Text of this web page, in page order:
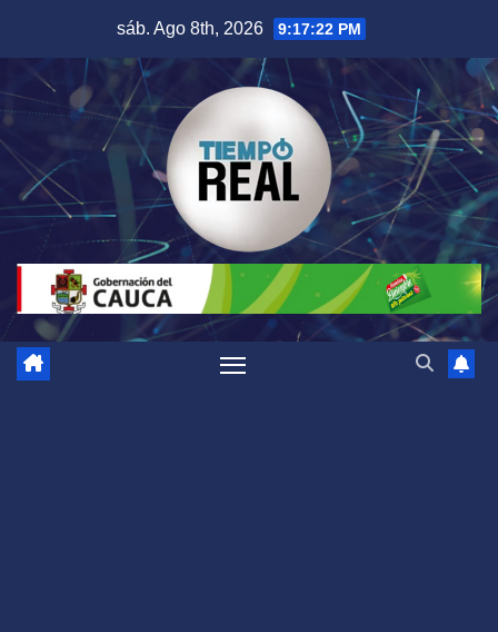
contenido
sáb. Ago 8th, 2026 9:17:22 PM